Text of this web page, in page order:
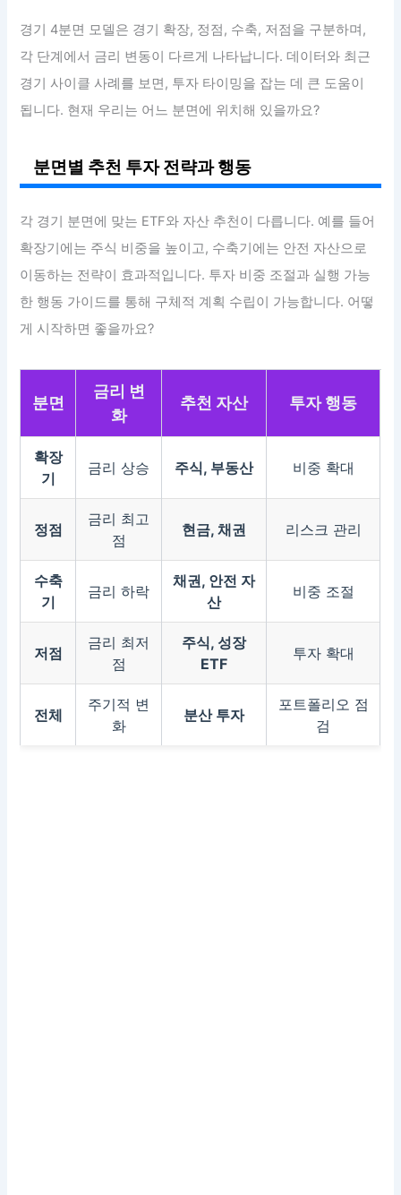
경기 4분면 모델은 경기 확장, 정점, 수축, 저점을 구분하며,
각 단계에서 금리 변동이 다르게 나타납니다. 데이터와 최근
경기 사이클 사례를 보면, 투자 타이밍을 잡는 데 큰 도움이
됩니다. 현재 우리는 어느 분면에 위치해 있을까요?
분면별 추천 투자 전략과 행동
각 경기 분면에 맞는 ETF와 자산 추천이 다릅니다. 예를 들어
확장기에는 주식 비중을 높이고, 수축기에는 안전 자산으로
이동하는 전략이 효과적입니다. 투자 비중 조절과 실행 가능
한 행동 가이드를 통해 구체적 계획 수립이 가능합니다. 어떻
게 시작하면 좋을까요?
분면
금리 변
화
추천 자산 투자 행동
확장
기
금리 상승 주식, 부동산 비중 확대
정점
금리 최고
점
현금, 채권 리스크 관리
수축
기
금리 하락
채권, 안전 자
산
비중 조절
저점
금리 최저
점
주식, 성장
ETF
투자 확대
전체
주기적 변
화
분산 투자
포트폴리오 점
검